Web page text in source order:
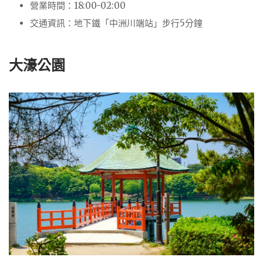
營業時間： 18:00-02:00
交通資訊： 地下鐵「中洲川端站」步行5分鐘
大濠公園